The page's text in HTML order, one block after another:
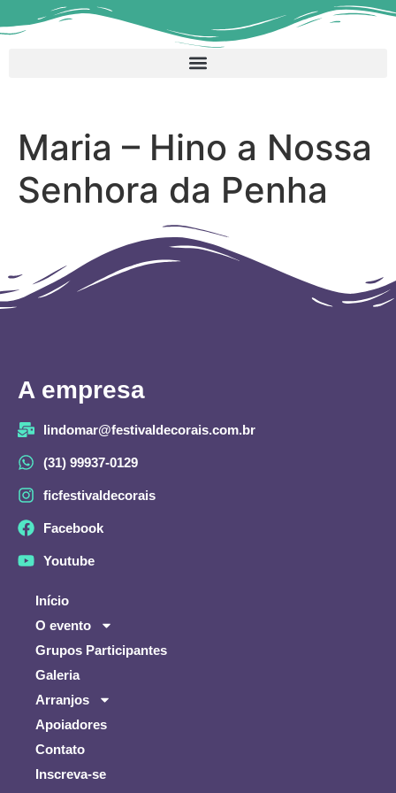
Maria – Hino a Nossa
Senhora da Penha
A empresa
lindomar@festivaldecorais.com.br
(31) 99937-0129
ficfestivaldecorais
Facebook
Youtube
Início
O evento
Grupos Participantes
Galeria
Arranjos
Apoiadores
Contato
Inscreva-se